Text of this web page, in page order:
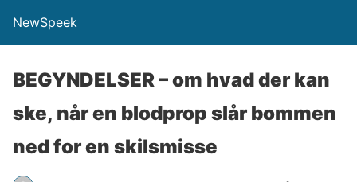
NewSpeek
BEGYNDELSER – om hvad der kan
ske, når en blodprop slår bommen
ned for en skilsmisse